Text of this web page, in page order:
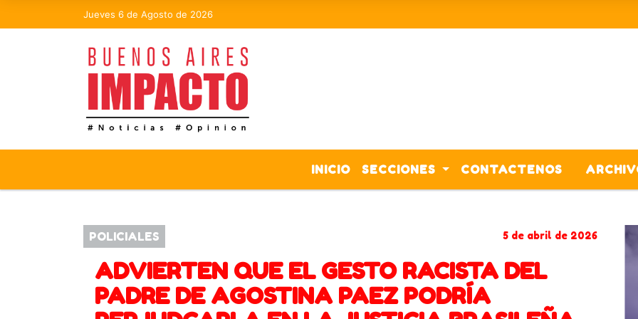
Jueves 6 de Agosto de 2026
INICIO SECCIONES CONTACTENOS
POLICIALES 5 de abril de 2026
ADVIERTEN QUE EL GESTO RACISTA DEL
PADRE DE AGOSTINA PAEZ PODRÍA